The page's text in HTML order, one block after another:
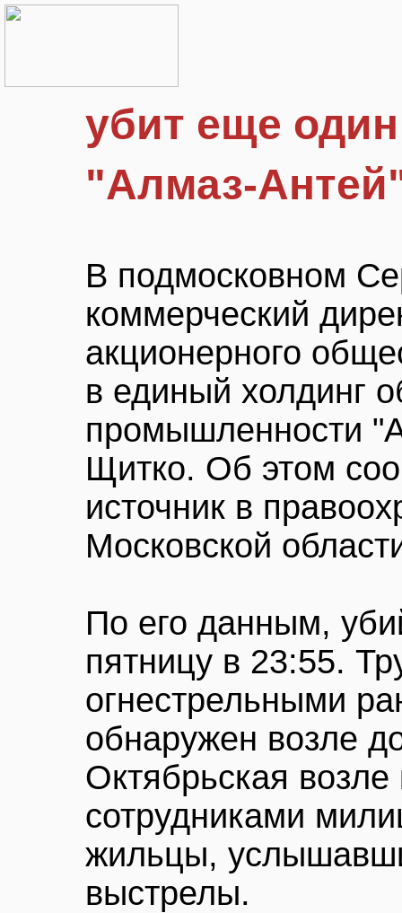
убит еще
"Алмаз-
В подмосковном
коммерческий
акционерного
в единый холдинг
промышленности
Щитко. Об этом
источник в
Московской
По его данным,
пятницу в 23:55.
огнестрельными
обнаружен возле
Октябрьская
сотрудниками
жильцы,
выстрелы.